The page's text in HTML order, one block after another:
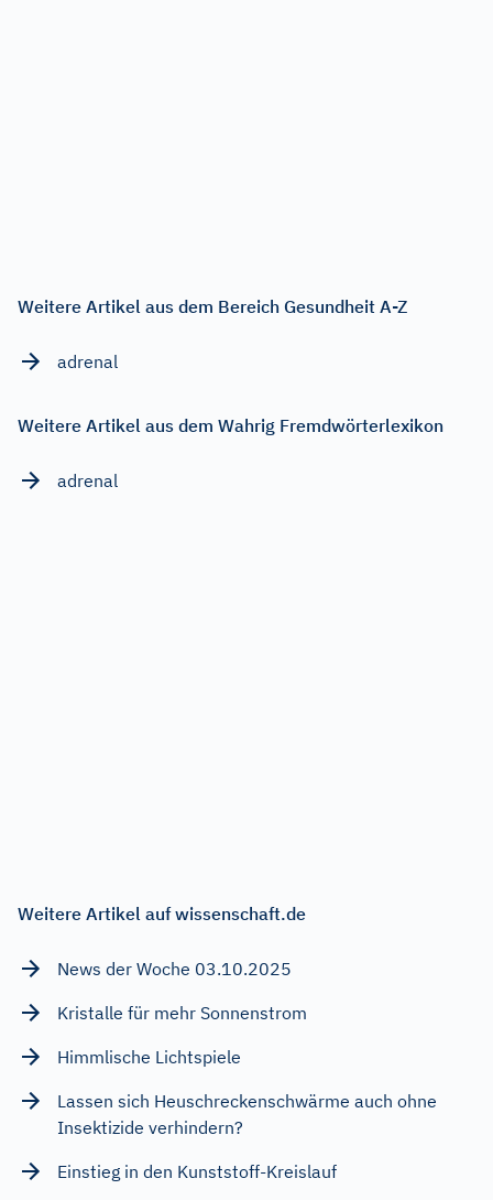
Weitere Artikel aus dem Bereich Gesundheit A-Z
adrenal
Weitere Artikel aus dem Wahrig Fremdwörterlexikon
adrenal
Weitere Artikel auf wissenschaft.de
News der Woche 03.10.2025
Kristalle für mehr Sonnenstrom
Himmlische Lichtspiele
Lassen sich Heuschreckenschwärme auch ohne
Insektizide verhindern?
Einstieg in den Kunststoff-Kreislauf